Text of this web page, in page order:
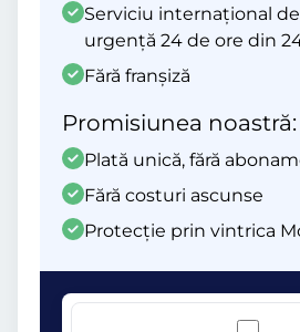
Serviciu internațional
urgență 24 de ore din
Fără franșiză
Promisiunea noastră:
Plată unică, fără
Fără costuri ascunse
Protecție prin vintrica